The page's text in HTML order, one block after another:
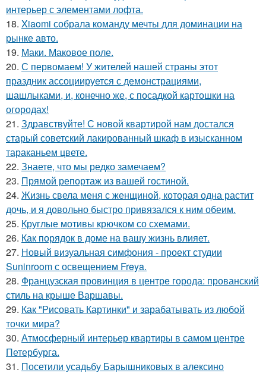
интерьер с элементами лофта.
18. Xiaomi собрала команду мечты для доминации на
рынке авто.
19. Маки. Маковое поле.
20. С первомаем! У жителей нашей страны этот
праздник ассоциируется с демонстрациями,
шашлыками, и, конечно же, с посадкой картошки на
огородах!
21. Здравствуйте! С новой квартирой нам достался
старый советский лакированный шкаф в изысканном
тараканьем цвете.
22. Знаете, что мы редко замечаем?
23. Прямой репортаж из вашей гостиной.
24. Жизнь свела меня с женщиной, которая одна растит
дочь, и я довольно быстро привязался к ним обеим.
25. Круглые мотивы крючком со схемами.
26. Как порядок в доме на вашу жизнь влияет.
27. Новый визуальная симфония - проект студии
Suninroom с освещением Freya.
28. Французская провинция в центре города: прованский
стиль на крыше Варшавы.
29. Как "Рисовать Картинки" и зарабатывать из любой
точки мира?
30. Атмосферный интерьер квартиры в самом центре
Петербурга.
31. Посетили усадьбу Барышниковых в алексино